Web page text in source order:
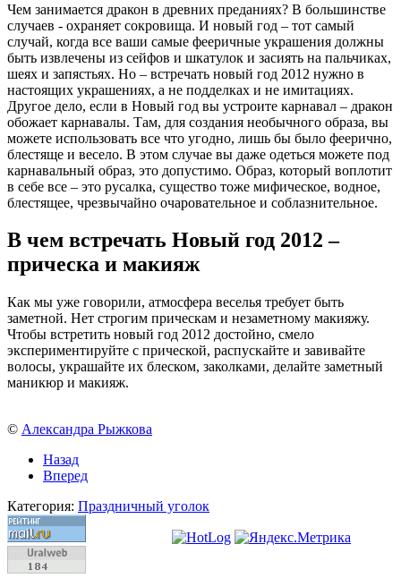
Чем занимается дракон в древних преданиях? В большинстве
случаев - охраняет сокровища. И новый год – тот самый
случай, когда все ваши самые фееричные украшения должны
быть извлечены из сейфов и шкатулок и засиять на пальчиках,
шеях и запястьях. Но – встречать новый год 2012 нужно в
настоящих украшениях, а не подделках и не имитациях.
Другое дело, если в Новый год вы устроите карнавал – дракон
обожает карнавалы. Там, для создания необычного образа, вы
можете использовать все что угодно, лишь бы было феерично,
блестяще и весело. В этом случае вы даже одеться можете под
карнавальный образ, это допустимо. Образ, который воплотит
в себе все – это русалка, существо тоже мифическое, водное,
блестящее, чрезвычайно очаровательное и соблазнительное.
В чем встречать Новый год 2012 –
прическа и макияж
Как мы уже говорили, атмосфера веселья требует быть
заметной. Нет строгим прическам и незаметному макияжу.
Чтобы встретить новый год 2012 достойно, смело
экспериментируйте с прической, распускайте и завивайте
волосы, украшайте их блеском, заколками, делайте заметный
маникюр и макияж.
© Александра Рыжкова
Назад
Вперед
Категория: Праздничный уголок